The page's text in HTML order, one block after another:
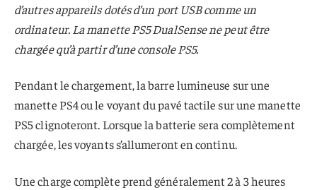
d’autres appareils dotés d’un port USB comme un
ordinateur. La manette PS5 DualSense ne peut être
chargée qu’à partir d’une console PS5.
Pendant le chargement, la barre lumineuse sur une
manette PS4 ou le voyant du pavé tactile sur une manette
PS5 clignoteront. Lorsque la batterie sera complètement
chargée, les voyants s’allumeront en continu.
Une charge complète prend généralement 2 à 3 heures